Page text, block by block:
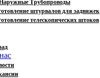
Трубопроводы
штурвалов для задвижек
телескопических штоков